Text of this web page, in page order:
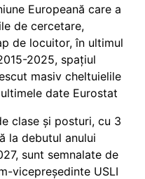
Europeană care a
de cercetare,
de locuitor, în ultimul
2025, spațiul
masiv cheltuielile
date Eurostat
clase și posturi, cu 3
la debutul anului
sunt semnalate de
vicepreședinte USLI